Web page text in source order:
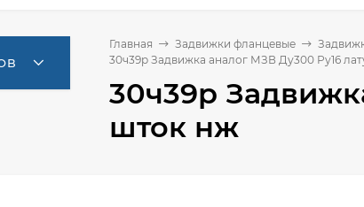
Главная Задвижки фланцевые
30ч39р Задвижка аналог МЗВ Ду300 Ру16
30ч39р
шток нж